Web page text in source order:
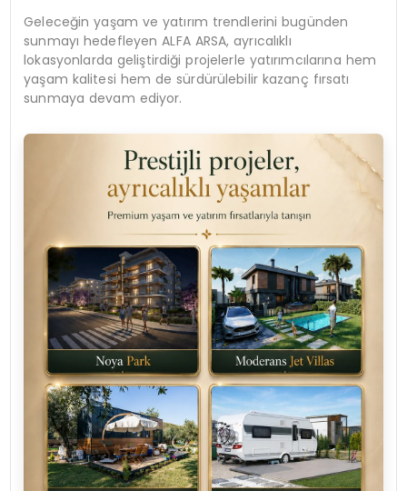
Geleceğin yaşam ve yatırım trendlerini bugünden
sunmayı hedefleyen ALFA ARSA, ayrıcalıklı
lokasyonlarda geliştirdiği projelerle yatırımcılarına hem
yaşam kalitesi hem de sürdürülebilir kazanç fırsatı
sunmaya devam ediyor.